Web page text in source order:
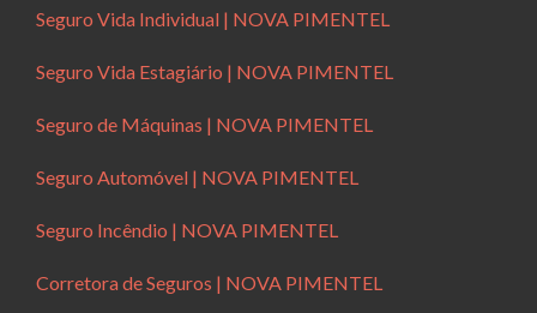
Seguro Vida Individual | NOVA PIMENTEL
Seguro Vida Estagiário | NOVA PIMENTEL
Seguro de Máquinas | NOVA PIMENTEL
Seguro Automóvel | NOVA PIMENTEL
Seguro Incêndio | NOVA PIMENTEL
Corretora de Seguros | NOVA PIMENTEL